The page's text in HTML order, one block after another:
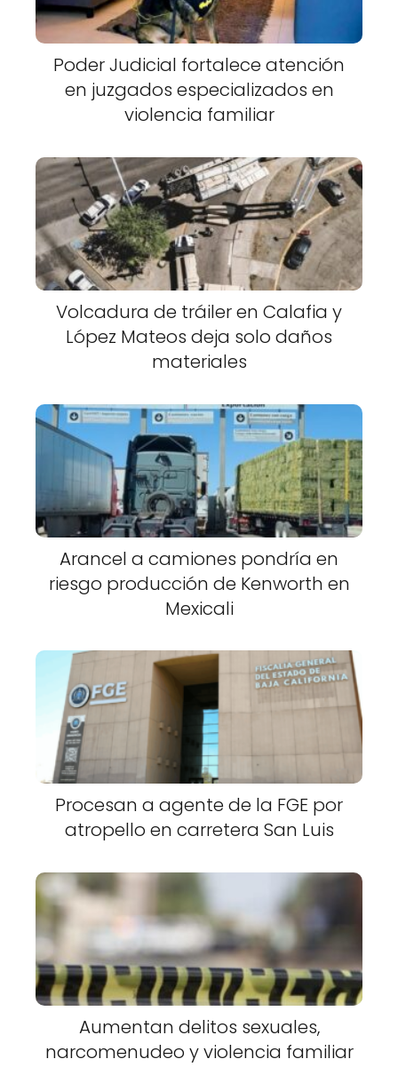
Poder Judicial fortalece atención
en juzgados especializados en
violencia familiar
Volcadura de tráiler en Calafia y
López Mateos deja solo daños
materiales
Arancel a camiones pondría en
riesgo producción de Kenworth en
Mexicali
Procesan a agente de la FGE por
atropello en carretera San Luis
Aumentan delitos sexuales,
narcomenudeo y violencia familiar